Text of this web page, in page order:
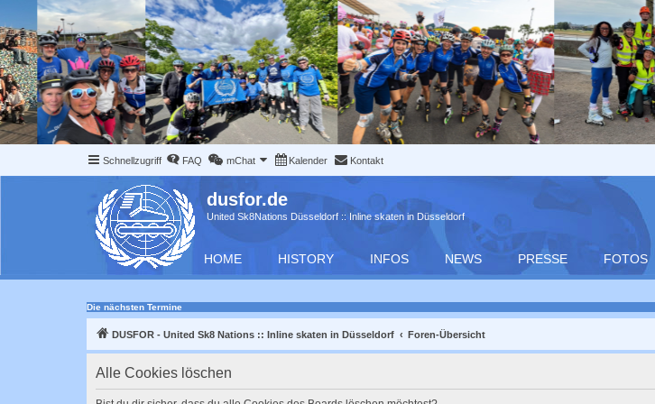
Schnellzugriff FAQ mChat Kalender Kontakt
dusfor.de
United Sk8Nations Düsseldorf :: Inline skaten in Düsseldorf
HOME HISTORY INFOS NEWS PRESSE FOTOS
Die nächsten Termine
DUSFOR - United Sk8 Nations :: Inline skaten in Düsseldorf Foren-Übersicht
Alle Cookies löschen